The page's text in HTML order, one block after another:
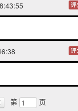
评
评
第 页